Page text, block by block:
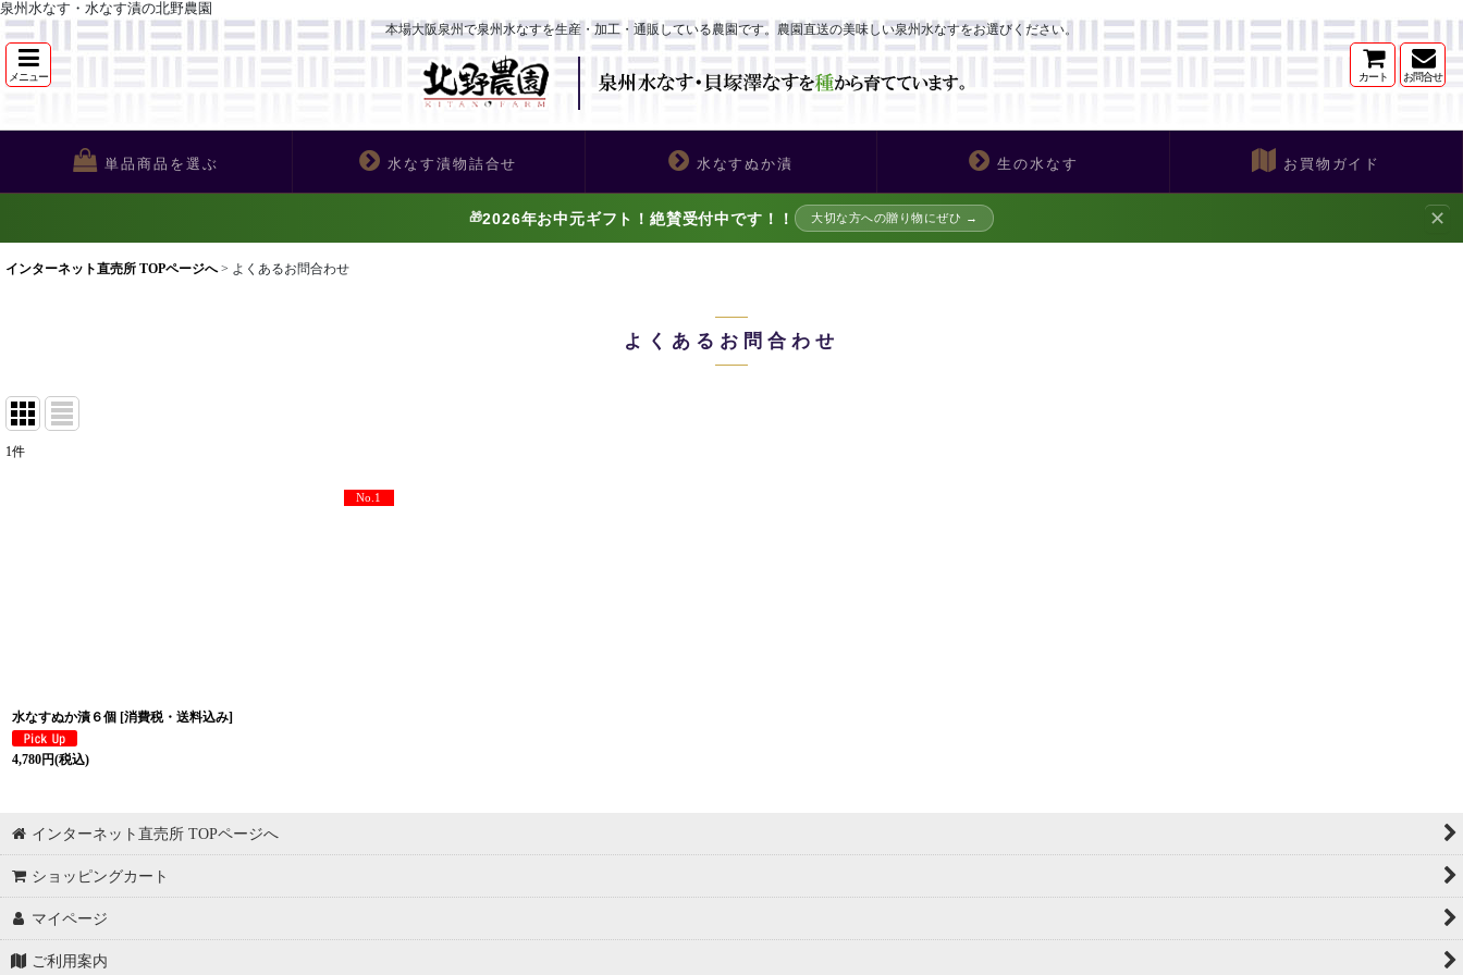
泉州水なす・水なす漬の北野農園
本場大阪泉州で泉州水なすを生産・加工・通販している農園です。農園直送の美味しい泉州水なすをお選びください。
メニュー カート お問合せ
単品商品を選ぶ 水なす漬物詰合せ 水なすぬか漬 生の水なす お買物ガイド
🎁2026年お中元ギフト！絶賛受付中です！！ 大切な方への贈り物にぜひ → ✕
インターネット直売所 TOPページへ > よくあるお問合わせ
よくあるお問合わせ
1件
No.1
水なすぬか漬６個 [消費税・送料込み]
4,780円(税込)
インターネット直売所 TOPページへ
ショッピングカート
マイページ
ご利用案内